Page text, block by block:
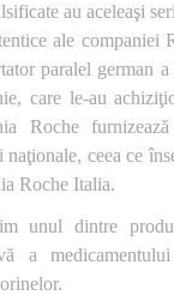
au aceleaşi
ale
paralel german a
care le-au
Roche
ceea ce
Roche Italia.
unul dintre
a